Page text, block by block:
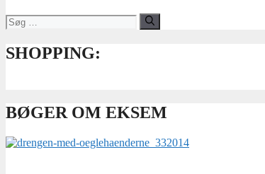
Søg
efter:
SHOPPING:
BØGER OM EKSEM